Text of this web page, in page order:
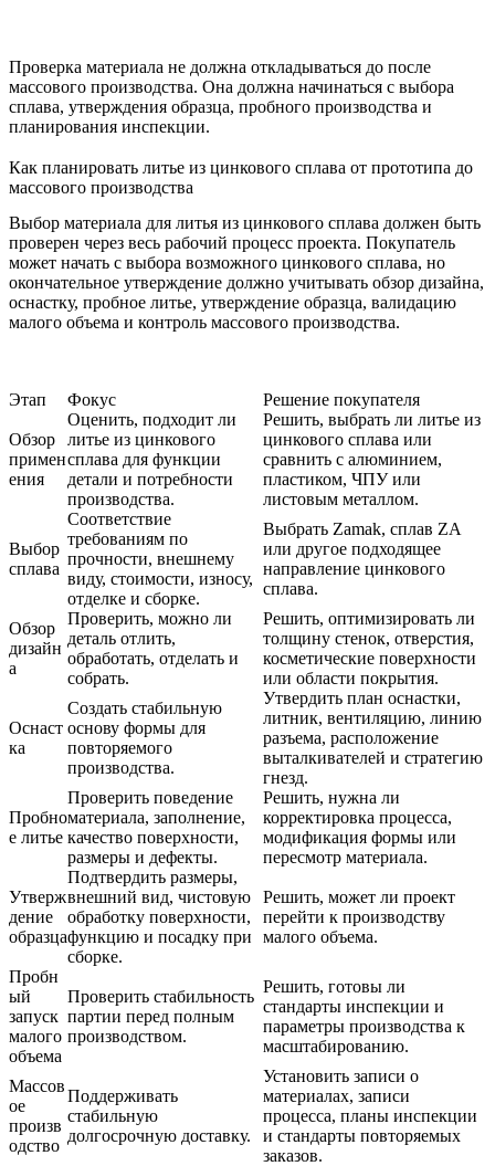
Проверка материала не должна откладываться до после
массового производства. Она должна начинаться с выбора
сплава, утверждения образца, пробного производства и
планирования инспекции.
Как планировать литье из цинкового сплава от прототипа до
массового производства
Выбор материала для литья из цинкового сплава должен быть
проверен через весь рабочий процесс проекта. Покупатель
может начать с выбора возможного цинкового сплава, но
окончательное утверждение должно учитывать обзор дизайна,
оснастку, пробное литье, утверждение образца, валидацию
малого объема и контроль массового производства.
Этап Фокус Решение покупателя
Обзор
примен
ения
Оценить, подходит ли
литье из цинкового
сплава для функции
детали и потребности
производства.
Решить, выбрать ли литье из
цинкового сплава или
сравнить с алюминием,
пластиком, ЧПУ или
листовым металлом.
Выбор
сплава
Соответствие
требованиям по
прочности, внешнему
виду, стоимости, износу,
отделке и сборке.
Выбрать Zamak, сплав ZA
или другое подходящее
направление цинкового
сплава.
Обзор
дизайн
а
Проверить, можно ли
деталь отлить,
обработать, отделать и
собрать.
Решить, оптимизировать ли
толщину стенок, отверстия,
косметические поверхности
или области покрытия.
Оснаст
ка
Создать стабильную
основу формы для
повторяемого
производства.
Утвердить план оснастки,
литник, вентиляцию, линию
разъема, расположение
выталкивателей и стратегию
гнезд.
Пробно
е литье
Проверить поведение
материала, заполнение,
качество поверхности,
размеры и дефекты.
Решить, нужна ли
корректировка процесса,
модификация формы или
пересмотр материала.
Утверж
дение
образца
Подтвердить размеры,
внешний вид, чистовую
обработку поверхности,
функцию и посадку при
сборке.
Решить, может ли проект
перейти к производству
малого объема.
Пробн
ый
запуск
малого
объема
Проверить стабильность
партии перед полным
производством.
Решить, готовы ли
стандарты инспекции и
параметры производства к
масштабированию.
Массов
ое
произв
одство
Поддерживать
стабильную
долгосрочную доставку.
Установить записи о
материалах, записи
процесса, планы инспекции
и стандарты повторяемых
заказов.